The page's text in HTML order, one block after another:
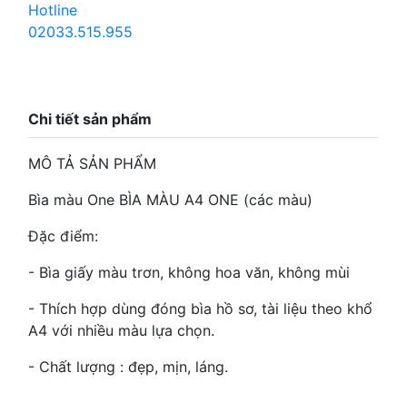
Hotline
02033.515.955
Chi tiết sản phẩm
MÔ TẢ SẢN PHẨM
Bìa màu One BÌA MÀU A4 ONE (các màu)
Đặc điểm:
- Bìa giấy màu trơn, không hoa văn, không mùi
- Thích hợp dùng đóng bìa hồ sơ, tài liệu theo khổ
A4 với nhiều màu lựa chọn.
- Chất lượng : đẹp, mịn, láng.